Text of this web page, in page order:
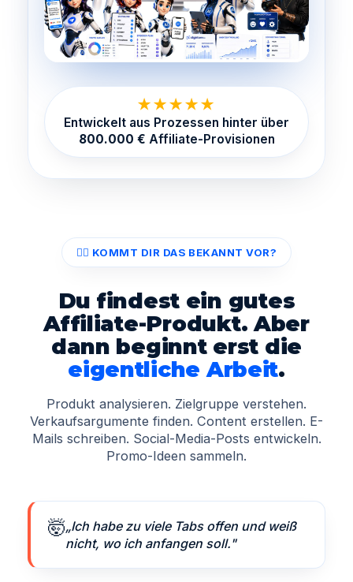
★★★★★
Entwickelt aus Prozessen hinter über
800.000 € Affiliate-Provisionen
😮‍💨 KOMMT DIR DAS BEKANNT VOR?
Du findest ein gutes
Affiliate-Produkt. Aber
dann beginnt erst die
eigentliche Arbeit.
Produkt analysieren. Zielgruppe verstehen.
Verkaufsargumente finden. Content erstellen. E-
Mails schreiben. Social-Media-Posts entwickeln.
Promo-Ideen sammeln.
🤯„Ich habe zu viele Tabs offen und weiß
nicht, wo ich anfangen soll."